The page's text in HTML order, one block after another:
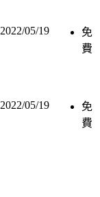
2022/05/19
免
費
2022/05/19
免
費